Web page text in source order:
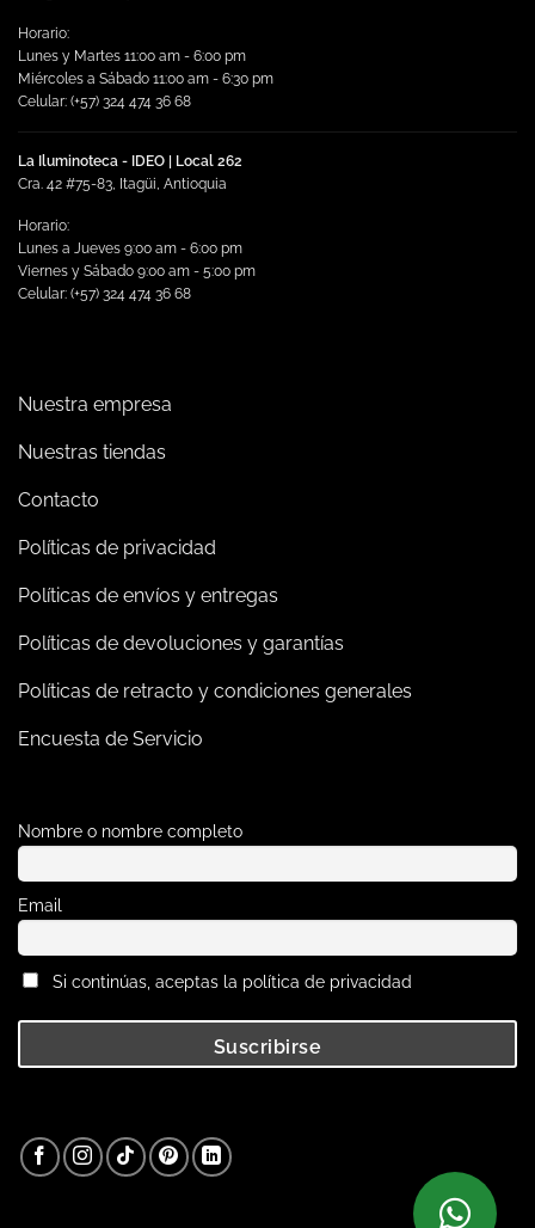
Horario:
Lunes y Martes 11:00 am - 6:00 pm
Miércoles a Sábado 11:00 am - 6:30 pm
Celular: (+57) 324 474 36 68
La Iluminoteca - IDEO | Local 262
Cra. 42 #75-83, Itagüi, Antioquia
Horario:
Lunes a Jueves 9:00 am - 6:00 pm
Viernes y Sábado 9:00 am - 5:00 pm
Celular: (+57) 324 474 36 68
Nuestra empresa
Nuestras tiendas
Contacto
Políticas de privacidad
Políticas de envíos y entregas
Políticas de devoluciones y garantías
Políticas de retracto y condiciones generales
Encuesta de Servicio
Nombre o nombre completo
Email
Si continúas, aceptas la política de privacidad